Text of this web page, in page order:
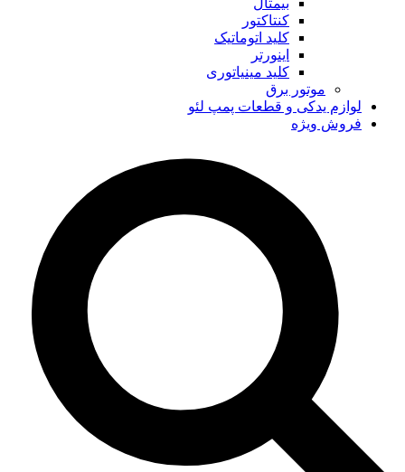
بیمتال
کنتاکتور
کلید اتوماتیک
اینورتر
کلید مینیاتوری
موتور برق
لوازم یدکی و قطعات پمپ لئو
فروش ویژه